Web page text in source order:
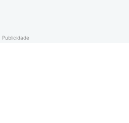
Publicidade